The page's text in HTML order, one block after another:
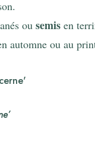
ou semis en
automne ou au